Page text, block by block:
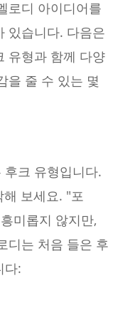
로디 아이디어를
있습니다. 다음은
유형과 함께 다양
을 줄 수 있는 몇
크 유형입니다.
보세요. "포
미롭지 않지만,
디는 처음 들은 후
다: